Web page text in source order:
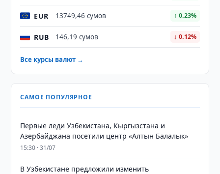
EUR 13749,46 сумов ↑ 0.23%
RUB 146,19 сумов ↓ 0.12%
Все курсы валют →
САМОЕ ПОПУЛЯРНОЕ
Первые леди Узбекистана, Кыргызстана и
Азербайджана посетили центр «Алтын Балалык»
15:30 · 31/07
В Узбекистане предложили изменить